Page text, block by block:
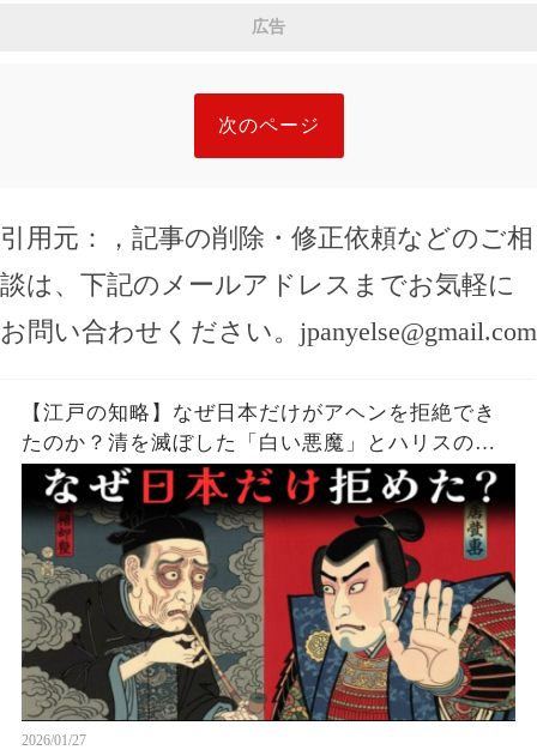
話 | 江戸時代の物語 | 時代劇
広告
次のページ
引用元：
，記事の削除・修正依頼などのご相
談は、下記のメールアドレスまでお気軽に
お問い合わせください。 jpanyelse@gmail.com
【江戸の知略】なぜ日本だけがアヘンを拒絶でき
たのか？清を滅ぼした「白い悪魔」とハリスの密
2026/01/27